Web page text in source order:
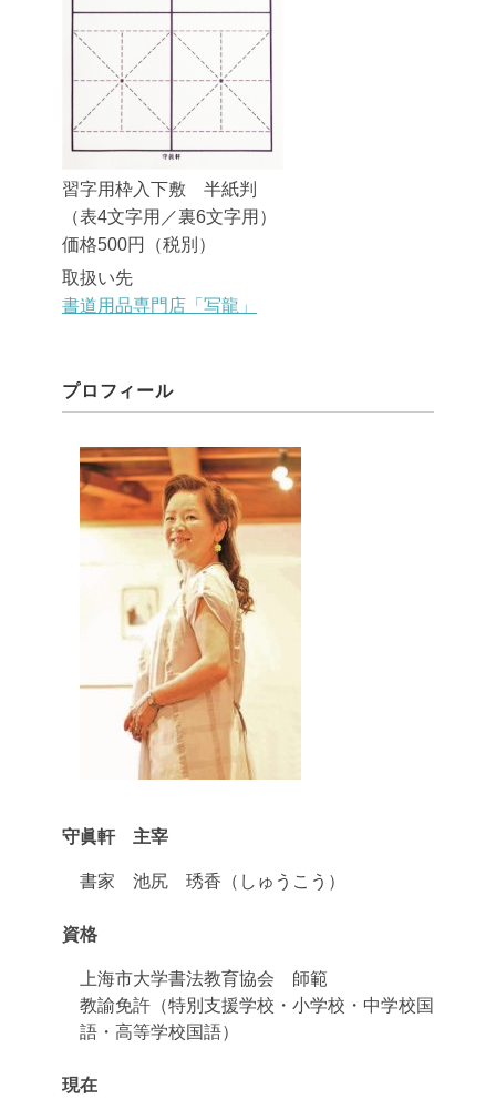
習字用枠入下敷 半紙判
（表4文字用／裏6文字用）
価格500円（税別）
取扱い先
書道用品専門店「写龍」
プロフィール
守眞軒 主宰
書家 池尻 琇香（しゅうこう）
資格
上海市大学書法教育協会 師範
教諭免許（特別支援学校・小学校・中学校国
語・高等学校国語）
現在